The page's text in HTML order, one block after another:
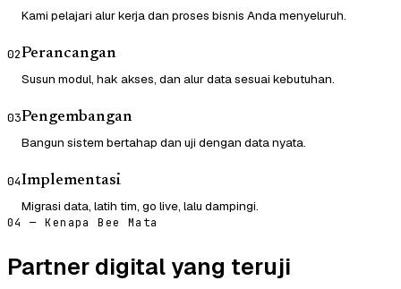
Kami pelajari alur kerja dan proses bisnis Anda menyeluruh.
02Perancangan
Susun modul, hak akses, dan alur data sesuai kebutuhan.
03Pengembangan
Bangun sistem bertahap dan uji dengan data nyata.
04Implementasi
Migrasi data, latih tim, go live, lalu dampingi.
04 — Kenapa Bee Mata
Partner digital yang teruji